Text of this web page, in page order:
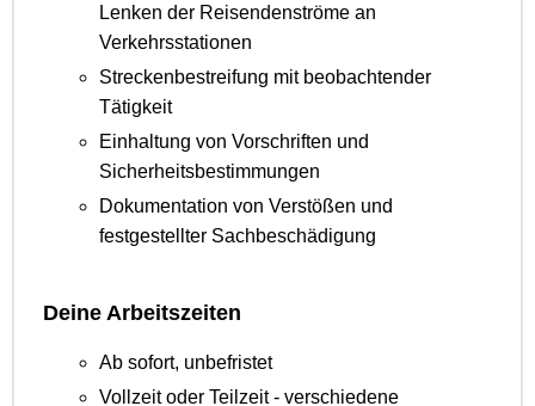
Lenken der Reisendenströme an
Verkehrsstationen
Streckenbestreifung mit beobachtender
Tätigkeit
Einhaltung von Vorschriften und
Sicherheitsbestimmungen
Dokumentation von Verstößen und
festgestellter Sachbeschädigung
Deine Arbeitszeiten
Ab sofort, unbefristet
Vollzeit oder Teilzeit - verschiedene